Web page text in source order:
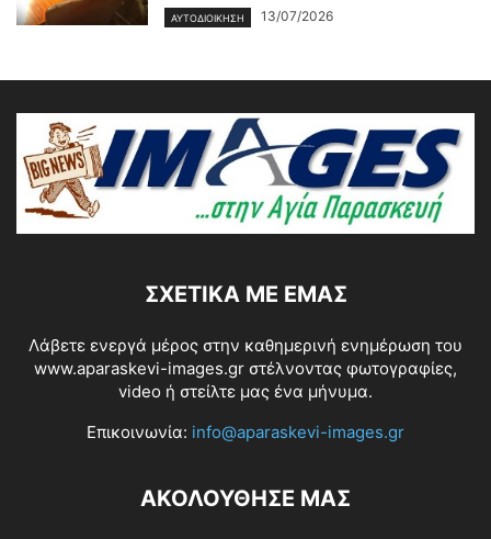
ΑΥΤΟΔΙΟΙΚΗΣΗ 13/07/2026
ΣΧΕΤΙΚΆ ΜΕ ΕΜΆΣ
Λάβετε ενεργά μέρος στην καθημερινή ενημέρωση του
www.aparaskevi-images.gr στέλνοντας φωτογραφίες,
video ή στείλτε μας ένα μήνυμα.
Επικοινωνία: info@aparaskevi-images.gr
ΑΚΟΛΟΥΘΗΣΕ ΜΑΣ